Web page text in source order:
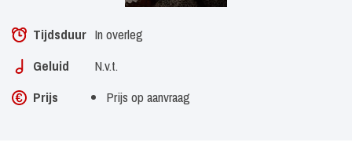
Tijdsduur In overleg
Geluid
N.v.t.
Prijs
Prijs op aanvraag